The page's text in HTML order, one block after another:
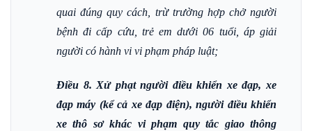
quai đúng quy cách, trừ trường hợp chở người
bệnh đi cấp cứu, trẻ em dưới 06 tuổi, áp giải
người có hành vi vi phạm pháp luật;
Điều 8. Xử phạt người điều khiển xe đạp, xe
đạp máy (kể cả xe đạp điện), người điều khiển
xe thô sơ khác vi phạm quy tắc giao thông